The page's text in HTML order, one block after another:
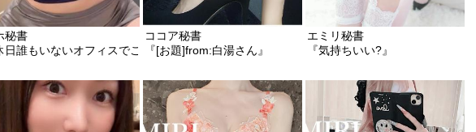
?』
秘書
日誰もいないオフィスでこっそり…』
ココア秘書
『[お題]from:白湯さん』
エミリ秘書
『気持ちいい?』